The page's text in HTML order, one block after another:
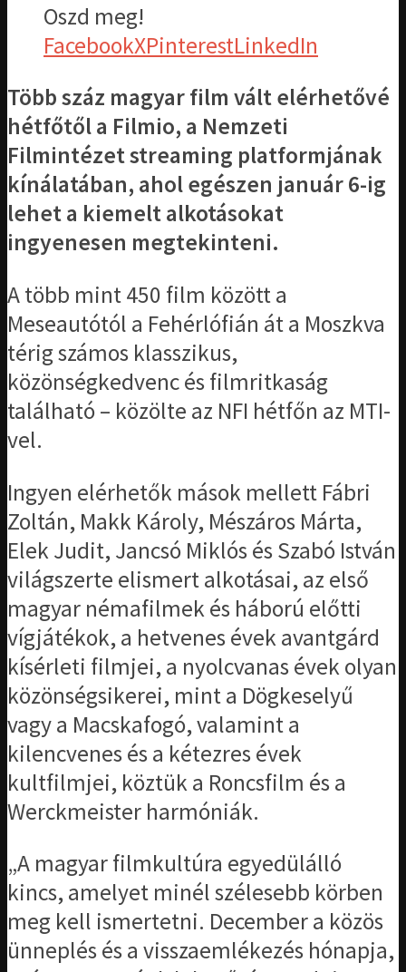
Oszd meg!
FacebookXPinterestLinkedIn
Több száz magyar film vált elérhetővé
hétfőtől a Filmio, a Nemzeti
Filmintézet streaming platformjának
kínálatában, ahol egészen január 6-ig
lehet a kiemelt alkotásokat
ingyenesen megtekinteni.
A több mint 450 film között a
Meseautótól a Fehérlófián át a Moszkva
térig számos klasszikus,
közönségkedvenc és filmritkaság
található – közölte az NFI hétfőn az MTI-
vel.
Ingyen elérhetők mások mellett Fábri
Zoltán, Makk Károly, Mészáros Márta,
Elek Judit, Jancsó Miklós és Szabó István
világszerte elismert alkotásai, az első
magyar némafilmek és háború előtti
vígjátékok, a hetvenes évek avantgárd
kísérleti filmjei, a nyolcvanas évek olyan
közönségsikerei, mint a Dögkeselyű
vagy a Macskafogó, valamint a
kilencvenes és a kétezres évek
kultfilmjei, köztük a Roncsfilm és a
Werckmeister harmóniák.
„A magyar filmkultúra egyedülálló
kincs, amelyet minél szélesebb körben
meg kell ismertetni. December a közös
ünneplés és a visszaemlékezés hónapja,